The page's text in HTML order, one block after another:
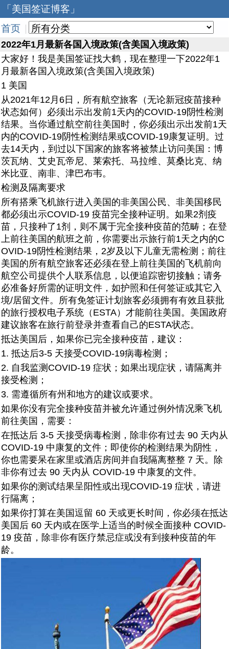
「美国签证博客」
首页
2022年1月最新各国入境政策(含美国入境政策)
大家好！我是美国签证找大鹤，现在整理一下2022年1
月最新各国入境政策(含美国入境政策)
1 美国
从2021年12月6日，所有航空旅客（无论新冠疫苗接种
状态如何）必须出示出发前1天内的COVID-19阴性检测
结果。当你通过航空前往美国时，你必须出示出发前1天
内的COVID-19阴性检测结果或COVID-19康复证明。过
去14天内，到过以下国家的旅客将被禁止访问美国：博
茨瓦纳、艾史瓦帝尼、莱索托、马拉维、莫桑比克、纳
米比亚、南非、津巴布韦。
检测及隔离要求
所有搭乘飞机旅行进入美国的非美国公民、非美国移民
都必须出示COVID-19 疫苗完全接种证明。如果2剂疫
苗，只接种了1剂，则不属于完全接种疫苗的范畴；在登
上前往美国的航班之前，你需要出示旅行前1天之内的C
OVID-19阴性检测结果，2岁及以下儿童无需检测；前往
美国的所有航空旅客还必须在登上前往美国的飞机前向
航空公司提供个人联系信息，以便追踪密切接触；请务
必准备好所需的证明文件，如护照和任何签证或其它入
境/居留文件。所有免签证计划旅客必须拥有有效且获批
的旅行授权电子系统（ESTA）才能前往美国。美国政府
建议旅客在旅行前登录并查看自己的ESTA状态。
抵达美国后，如果你已完全接种疫苗，建议：
1. 抵达后3-5 天接受COVID-19病毒检测；
2. 自我监测COVID-19 症状；如果出现症状，请隔离并
接受检测；
3. 需遵循所有州和地方的建议或要求。
如果你没有完全接种疫苗并被允许通过例外情况乘飞机
前往美国，需要：
在抵达后 3-5 天接受病毒检测，除非你有过去 90 天内从
COVID-19 中康复的文件；即使你的检测结果为阴性，
你也需要呆在家里或酒店房间并自我隔离整整 7 天。除
非你有过去 90 天内从 COVID-19 中康复的文件。
如果你的测试结果呈阳性或出现COVID-19 症状，请进
行隔离；
如果你打算在美国逗留 60 天或更长时间，你必须在抵达
美国后 60 天内或在医学上适当的时候全面接种 COVID-
19 疫苗，除非你有医疗禁忌症或没有到接种疫苗的年
龄。